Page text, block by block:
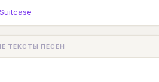
ТЕКСТЫ ПЕСЕН